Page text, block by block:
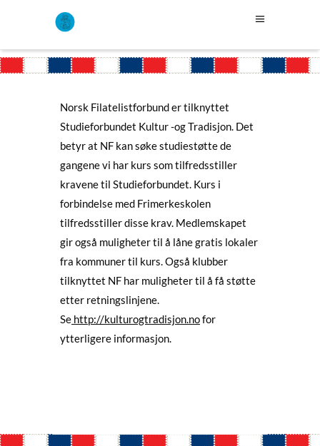
Norsk Filatelistforbund er tilknyttet
Studieforbundet Kultur -og Tradisjon. Det
betyr at NF kan søke studiestøtte de
gangene vi har kurs som tilfredsstiller
kravene til Studieforbundet. Kurs i
forbindelse med Frimerkeskolen
tilfredsstiller disse krav. Medlemskapet
gir også muligheter til å låne gratis lokaler
fra kommuner til kurs. Også klubber
tilknyttet NF har muligheter til å få støtte
etter retningslinjene.
Se http://kulturogtradisjon.nofor
ytterligere informasjon.